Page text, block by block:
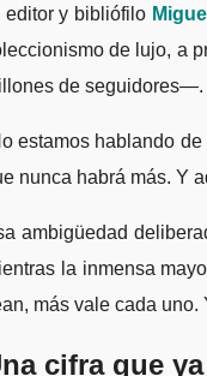
editor y bibliófilo
de lujo, a
de seguidores—.
estamos hablando
nunca habrá más. Y
ambigüedad
la inmensa
más vale cada uno.
cifra que